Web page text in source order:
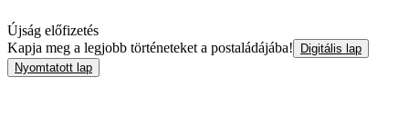
Újság előfizetés
Kapja meg a legjobb történeteket a postaládájába!
Digitális lap
Nyomtatott lap